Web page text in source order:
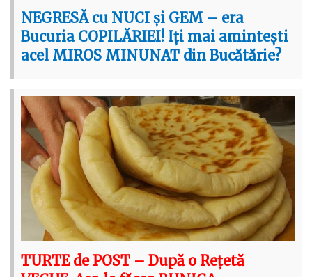
NEGRESĂ cu NUCI și GEM – era
Bucuria COPILĂRIEI! Iți mai amintești
acel MIROS MINUNAT din Bucătărie?
TURTE de POST – După o Rețetă